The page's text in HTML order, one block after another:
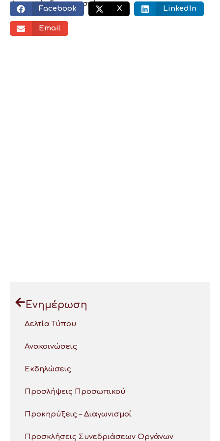
Κοινωνικός διαμοιρασμός:
Facebook X LinkedIn
Email
Ενημέρωση
Δελτία Τύπου
Ανακοινώσεις
Εκδηλώσεις
Προσλήψεις Προσωπικού
Προκηρύξεις – Διαγωνισμοί
Προσκλήσεις Συνεδριάσεων Οργάνων